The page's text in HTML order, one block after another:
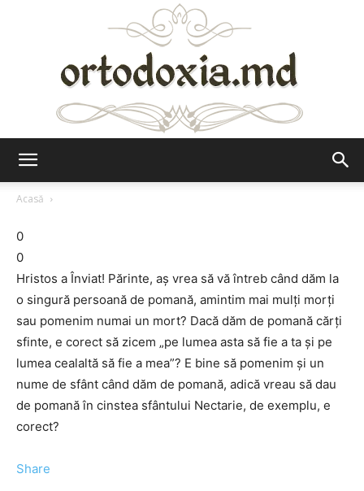
Acasă
0
0
Hristos a Înviat! Părinte, aș vrea să vă întreb când dăm la
o singură persoană de pomană, amintim mai mulți morți
sau pomenim numai un mort? Dacă dăm de pomană cărți
sfinte, e corect să zicem „pe lumea asta să fie a ta și pe
lumea cealaltă să fie a mea”? E bine să pomenim și un
nume de sfânt când dăm de pomană, adică vreau să dau
de pomană în cinstea sfântului Nectarie, de exemplu, e
corect?
Share